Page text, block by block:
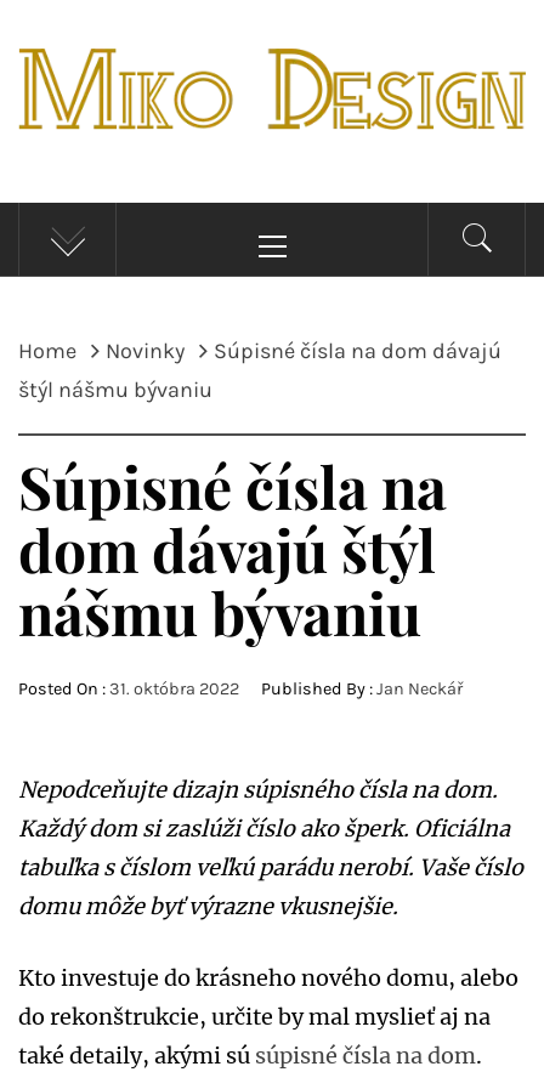
to
content
MIKO DESIGN
Novinky, tipy a inšpirácie pre bývaní
Menu
Home Novinky
Súpisné čísla na dom dávajú
štýl nášmu bývaniu
Súpisné čísla na
dom dávajú štýl
nášmu bývaniu
Posted On :31. októbra 2022 Published By :Jan Neckář
Nepodceňujte dizajn súpisného čísla na dom.
Každý dom si zaslúži číslo ako šperk. Oficiálna
tabuľka s číslom veľkú parádu nerobí. Vaše číslo
domu môže byť výrazne vkusnejšie.
Kto investuje do krásneho nového domu, alebo
do rekonštrukcie, určite by mal myslieť aj na
také detaily, akými sú súpisné čísla na dom.